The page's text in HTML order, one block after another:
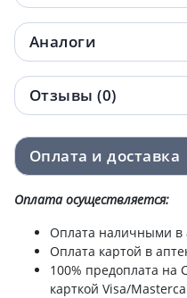
(15х2)
Бисопролол-Тева
Бисопролол-Астрафарм
№30
Бисопролол Сандоз
№30 (15х2)
Бисопролол Сандоз
№30 (10х3)
Бисопролол-Тева таб
Аналоги
Отзывы (0)
Оплата и доставка
Оплата осуществляется:
Оплата наличными в
Оплата картой в
100% предоплата на
карткой Visa/